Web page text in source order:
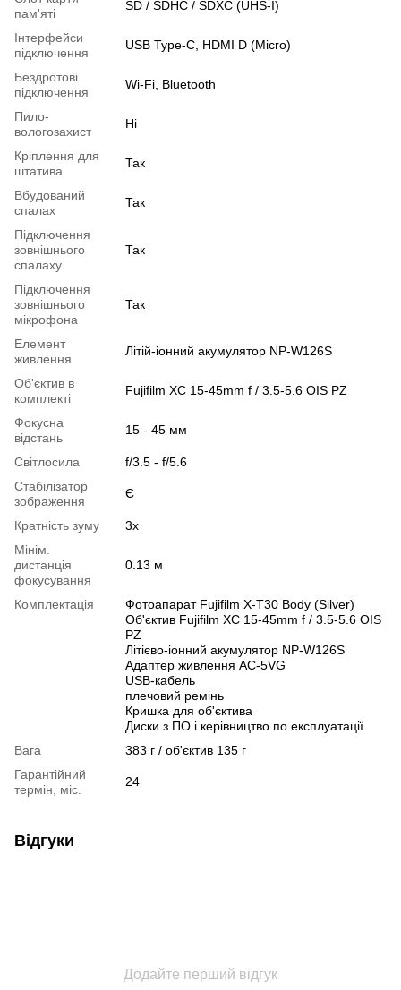
пам'яті
SD / SDHC / SDXC (UHS-I)
Інтерфейси
підключення
USB Type-C, HDMI D (Micro)
Бездротові
підключення
Wi-Fi, Bluetooth
Пило-
вологозахист
Ні
Кріплення для
штатива
Так
Вбудований
спалах
Так
Підключення
зовнішнього
спалаху
Так
Підключення
зовнішнього
мікрофона
Так
Елемент
живлення
Літій-іонний акумулятор NP-W126S
Об'єктив в
комплекті
Fujifilm XC 15-45mm f / 3.5-5.6 OIS PZ
Фокусна
відстань
15 - 45 мм
Світлосила
f/3.5 - f/5.6
Стабілізатор
зображення
Є
Кратність зуму
3x
Мінім.
дистанція
фокусування
0.13 м
Комплектація
Фотоапарат Fujifilm X-T30 Body (Silver)
Об'єктив Fujifilm XC 15-45mm f / 3.5-5.6 OIS
PZ
Літієво-іонний акумулятор NP-W126S
Адаптер живлення AC-5VG
USB-кабель
плечовий ремінь
Кришка для об'єктива
Диски з ПО і керівництво по експлуатації
Вага
383 г / об'єктив 135 г
Гарантійний
термін, міс.
24
Відгуки
Додайте перший відгук